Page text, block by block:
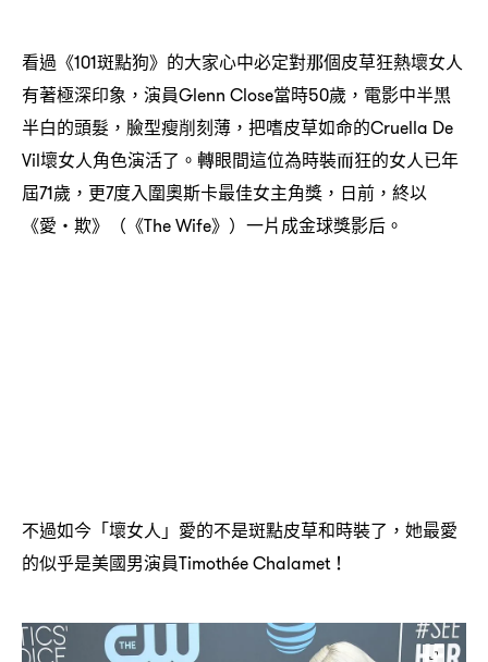
看過《101斑點狗》的大家心中必定對那個皮草狂熱壞女人
有著極深印象 ， 演員Glenn Close當時50歲 ， 電影中半黑
半白的頭髮 ， 臉型瘦削刻薄 ， 把嗜皮草如命的Cruella De
Vil壞女人角色演活了。轉眼間這位為時裝而狂的女人已年
屆71歲 ， 更7度入圍奧斯卡最佳女主角獎 ， 日前 ， 終以
《愛・欺》
（ 《The Wife》 ） 一片成金球獎影后。
不過如今「壞女人」愛的不是斑點皮草和時裝了 ， 她最愛
的似乎是美國男演員Timothée Chalamet！